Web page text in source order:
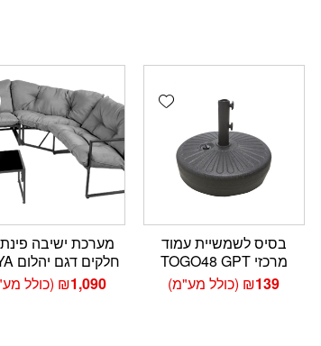
Add wishlist
בסיס לשמשיית עמוד
מרכזי TOGO48 GPT
₪139 (כולל מע"מ)
חלקים דגם יהלום PLAYA
₪1,090 (כולל